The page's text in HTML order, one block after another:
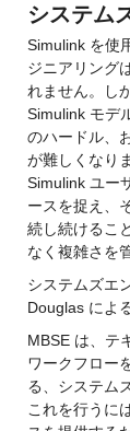
システム
Simulink を使
ジニアリング
れません。し
Simulink モデ
のハードル、
が難しくなり
Simulink ユー
ースを捉え、
続し続けるこ
なく複雑さを
システムズエ
Douglas によ
MBSE は、テ
ワークフロー
る、システム
これを行うに